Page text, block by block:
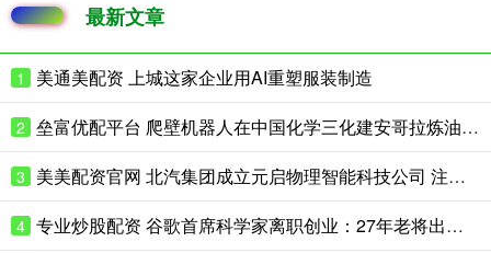
最新文章
1 美通美配资 上城这家企业用AI重塑服装制造
2 垒富优配平台 爬壁机器人在中国化学三化建安哥拉炼油项目完成实战演练
3 美美配资官网 北汽集团成立元启物理智能科技公司 注册资本8亿
4 专业炒股配资 谷歌首席科学家离职创业：27年老将出走，带走一支顶级AI团队